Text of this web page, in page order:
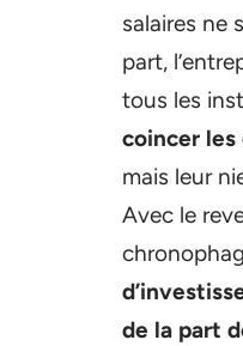
salaires ne
part,
tous les
coincer
mais leur
Avec le
de la part